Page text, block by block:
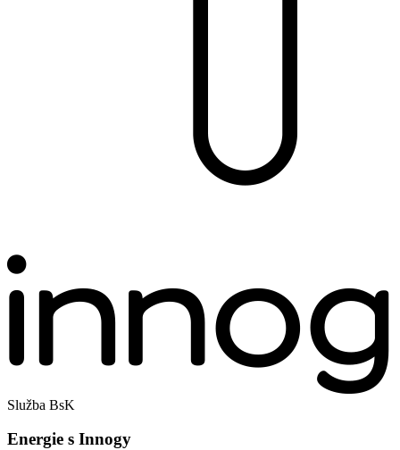
Služba BsK
Energie s Innogy